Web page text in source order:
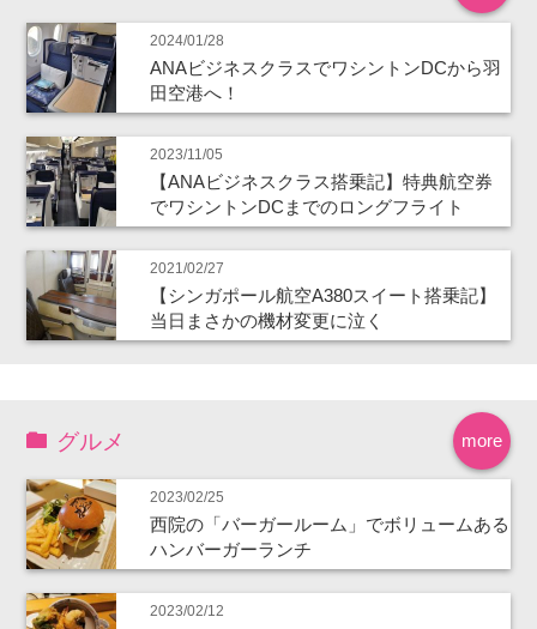
2024/01/28
ANAビジネスクラスでワシントンDCから羽
田空港へ！
2023/11/05
【ANAビジネスクラス搭乗記】特典航空券
でワシントンDCまでのロングフライト
2021/02/27
【シンガポール航空A380スイート搭乗記】
当日まさかの機材変更に泣く
more
グルメ
2023/02/25
西院の「バーガールーム」でボリュームある
ハンバーガーランチ
2023/02/12